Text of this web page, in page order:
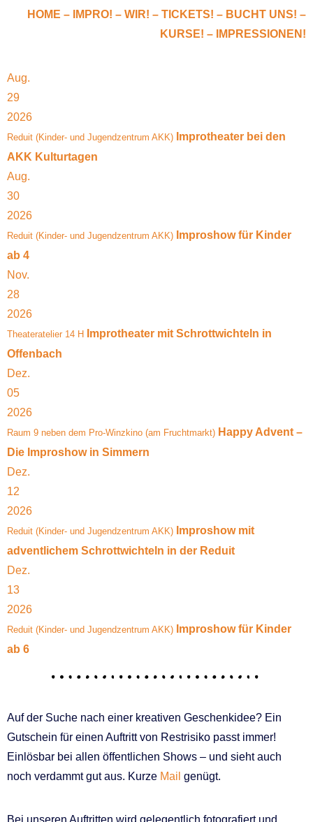
HOME – IMPRO! – WIR! – TICKETS! – BUCHT UNS! –
KURSE! – IMPRESSIONEN!
Aug.
29
2026
Reduit (Kinder- und Jugendzentrum AKK) Improtheater bei den
AKK Kulturtagen
Aug.
30
2026
Reduit (Kinder- und Jugendzentrum AKK) Improshow für Kinder
ab 4
Nov.
28
2026
Theateratelier 14 H
Improtheater mit Schrottwichteln in
Offenbach
Dez.
05
2026
Raum 9 neben dem Pro-Winzkino (am Fruchtmarkt) Happy Advent –
Die Improshow in Simmern
Dez.
12
2026
Reduit (Kinder- und Jugendzentrum AKK) Improshow mit
adventlichem Schrottwichteln in der Reduit
Dez.
13
2026
Reduit (Kinder- und Jugendzentrum AKK) Improshow für Kinder
ab 6
Auf der Suche nach einer kreativen Geschenkidee? Ein
Gutschein für einen Auftritt von Restrisiko passt immer!
Einlösbar bei allen öffentlichen Shows – und sieht auch
noch verdammt gut aus. Kurze Mail genügt.